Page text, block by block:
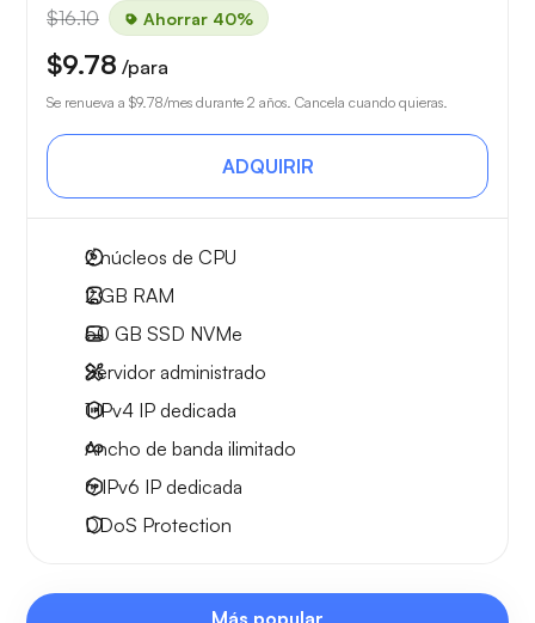
$16.10 Ahorrar 40%
$9.78 /para
Se renueva a $9.78/mes durante 2 años. Cancela cuando quieras.
ADQUIRIR
2núcleos de CPU
2 GB RAM
50 GB SSD NVMe
Servidor administrado
1 IPv4 IP dedicada
Ancho de banda ilimitado
6 IPv6 IP dedicada
DDoS Protection
Más popular